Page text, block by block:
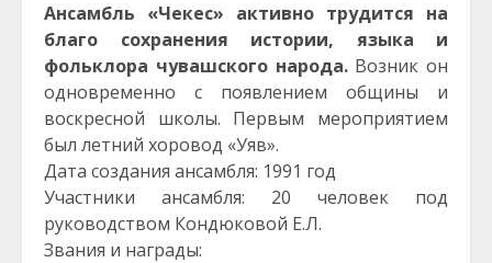
Ансамбль «Чекес» активно трудится на
благо сохранения истории, языка и
фольклора чувашского народа. Возник он
одновременно с появлением общины и
воскресной школы. Первым мероприятием
был летний хоровод «Уяв».
Дата создания ансамбля: 1991 год
Участники ансамбля: 20 человек под
руководством Кондюковой Е.Л.
Звания и награды: